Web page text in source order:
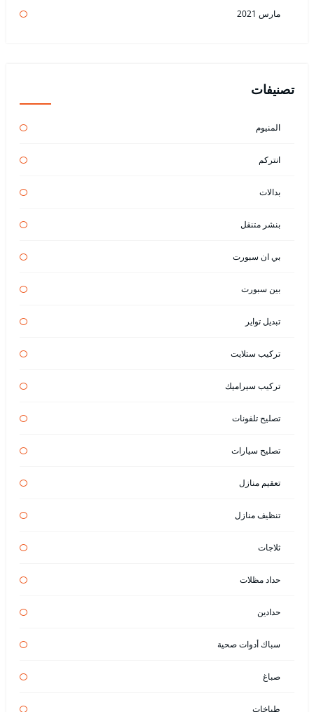
مارس 2021
تصنيفات
المنيوم
انتركم
بدالات
بنشر متنقل
بي ان سبورت
بين سبورت
تبديل تواير
تركيب ستلايت
تركيب سيراميك
تصليح تلفونات
تصليح سيارات
تعقيم منازل
تنظيف منازل
ثلاجات
حداد مظلات
حدادين
سباك أدوات صحية
صباغ
طباخات